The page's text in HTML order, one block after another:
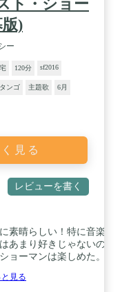
ト・ショー
)
ー
120分 sf2016
タンゴ 主題歌 6月
見る
レビューを書く
素晴らしい！特に音楽
あまり好きじゃないの
ョーマンは楽しめた。
見る